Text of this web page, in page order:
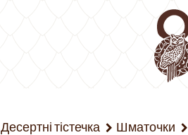
Десертні тістечка Шматочки